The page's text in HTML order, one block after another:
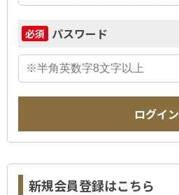
必須 パスワード
ログイン
新規会員登録はこちら